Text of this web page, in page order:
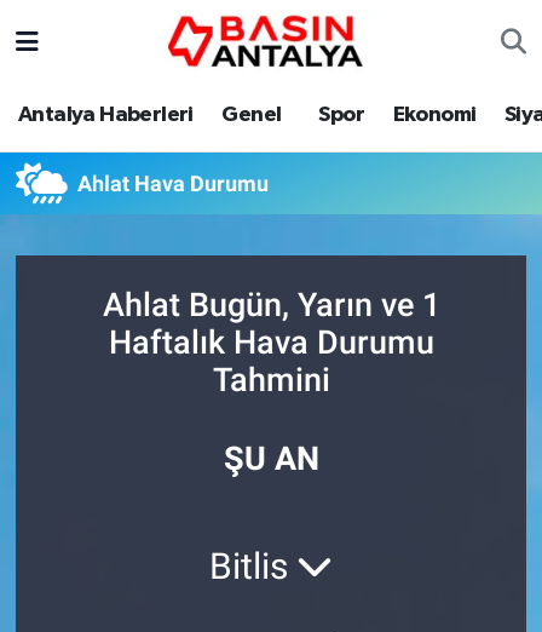
Antalya Haberleri Genel Spor Ekonomi
Ahlat Hava Durumu
Ahlat Bugün, Yarın ve 1
Haftalık Hava Durumu
Tahmini
ŞU AN
Bitlis